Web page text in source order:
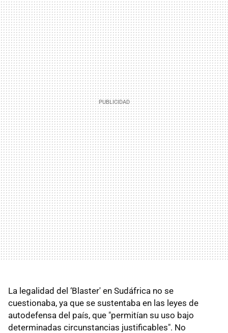
La legalidad del ‘Blaster' en Sudáfrica no se
cuestionaba, ya que se sustentaba en las leyes de
autodefensa del país, que "permitían su uso bajo
determinadas circunstancias justificables". No